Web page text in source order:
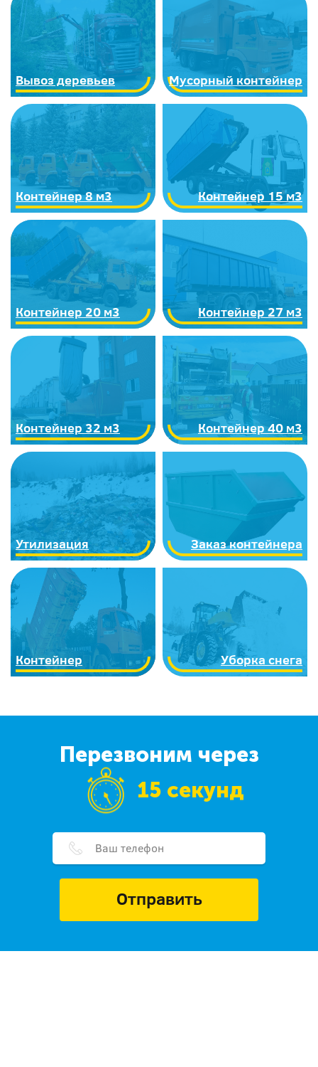
Вывоз деревьев Мусорный контейнер
Контейнер 8 м3 Контейнер 15 м3
Контейнер 20 м3 Контейнер 27 м3
Контейнер 32 м3 Контейнер 40 м3
Утилизация Заказ контейнера
Контейнер Уборка снега
Перезвоним через
15 секунд
Отправить